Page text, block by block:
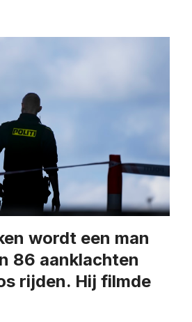
wordt een man
86 aanklachten
rijden. Hij filmde